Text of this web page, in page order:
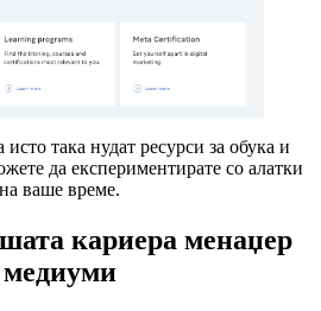
така нудат ресурси за обука и
да експериментирате со алатки
ваше време.
кариера менаџер
медиуми